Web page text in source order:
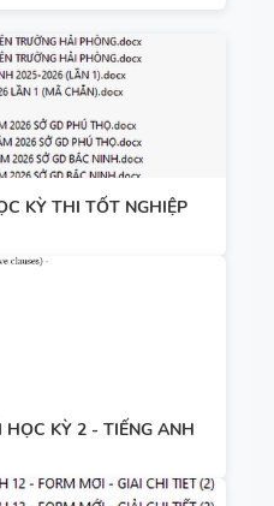
KỲ THI TỐT NGHIỆP
KỲ 2 - TIẾNG ANH